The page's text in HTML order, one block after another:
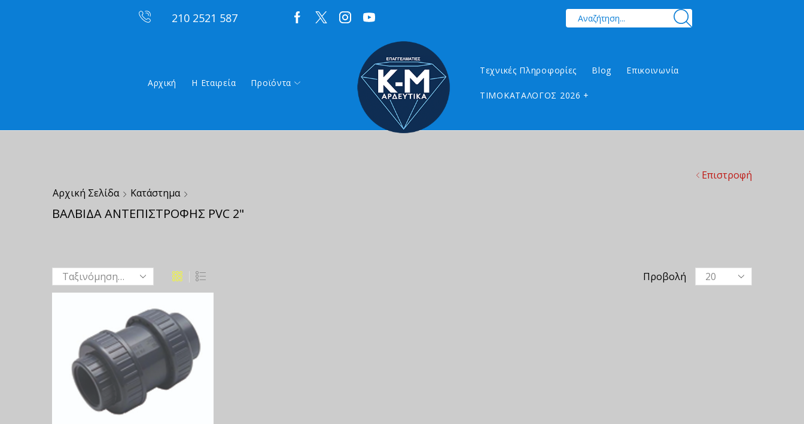
210 2521 587
Αρχική Η Εταιρεία Προϊόντα
Τεχνικές Πληροφορίες Blog Επικοινωνία
ΤΙΜΟΚΑΤΑΛΟΓΟΣ 2026 +
Αρχική Σελίδα Κατάστημα
ΒΑΛΒΙΔΑ ΑΝΤΕΠΙΣΤΡΟΦΗΣ PVC 2"
Επιστροφή
Προβολή